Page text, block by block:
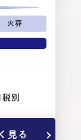
火葬
税別
見る